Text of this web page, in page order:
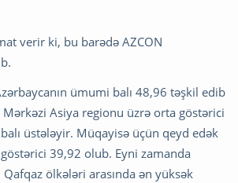
verir ki, bu barədə AZCON
ümumi balı 48,96 təşkil edib
Asiya regionu üzrə orta göstərici
üstələyir. Müqayisə üçün qeyd edək
39,92 olub. Eyni zamanda
ölkələri arasında ən yüksək